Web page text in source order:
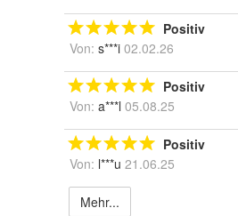
Positiv
Von: s***i 02.02.26
Positiv
Von: a***l 05.08.25
Positiv
Von: l***u 21.06.25
Mehr...